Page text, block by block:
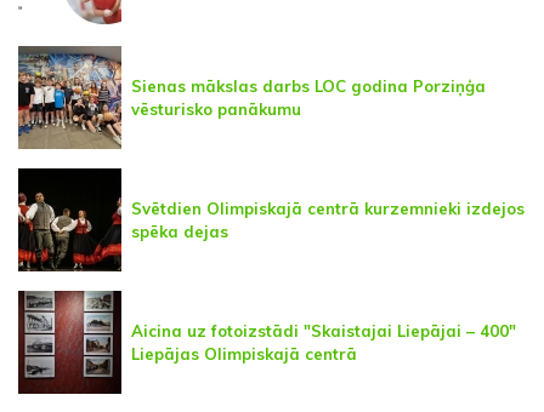
Sienas mākslas darbs LOC godina Porziņģa
vēsturisko panākumu
Svētdien Olimpiskajā centrā kurzemnieki izdejos
spēka dejas
Aicina uz fotoizstādi "Skaistajai Liepājai – 400"
Liepājas Olimpiskajā centrā